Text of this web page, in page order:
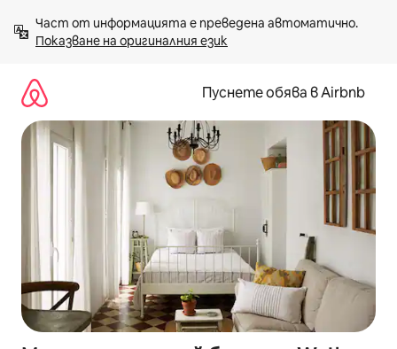
към
съдържанието
Показване на оригиналния език
Пуснете обява в Airbnb